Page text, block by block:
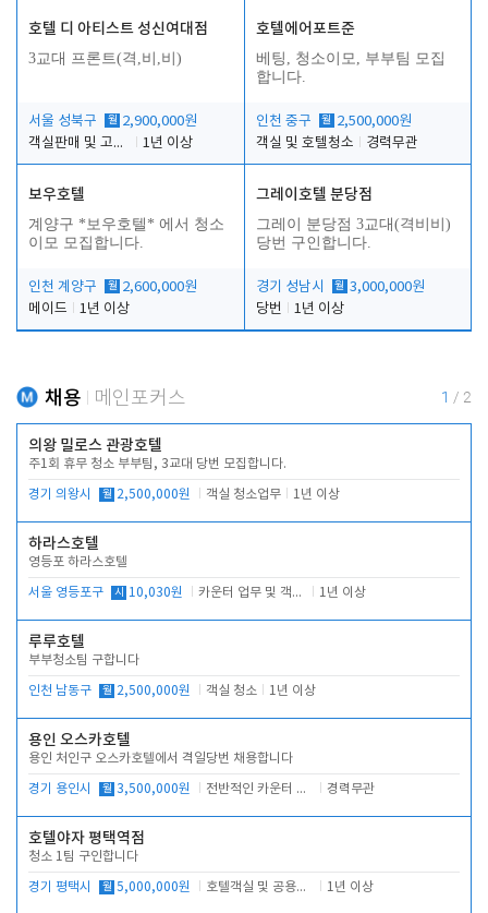
호텔 디 아티스트 성신여대점
3교대 프론트(격,비,비)
서울 성북구 월 2,900,000원
객실판매 및 고객응대
1년 이상
호텔에어포트준
베팅, 청소이모, 부부팀 모집
합니다.
인천 중구 월 2,500,000원
객실 및 호텔청소
경력무관
보우호텔
계양구 *보우호텔* 에서 청소
이모 모집합니다.
인천 계양구 월 2,600,000원
메이드
1년 이상
그레이호텔 분당점
그레이 분당점 3교대(격비비)
당번 구인합니다.
경기 성남시 월 3,000,000원
당번
1년 이상
채용 메인포커스 1 / 2
의왕 밀로스 관광호텔
주1회 휴무 청소 부부팀, 3교대 당번 모집합니다.
경기 의왕시 월 2,500,000원 객실 청소업무 1년 이상
하라스호텔
영등포 하라스호텔
서울 영등포구 시 10,030원 카운터 업무 및 객실관리(청소상태 확인, 객실판매) 1년 이상
루루호텔
부부청소팀 구합니다
인천 남동구 월 2,500,000원 객실 청소 1년 이상
용인 오스카호텔
용인 처인구 오스카호텔에서 격일당번 채용합니다
경기 용인시 월 3,500,000원 전반적인 카운터 업무 경력무관
호텔야자 평택역점
청소 1팀 구인합니다
경기 평택시 월 5,000,000원 호텔객실 및 공용시설 청소 관리 1년 이상